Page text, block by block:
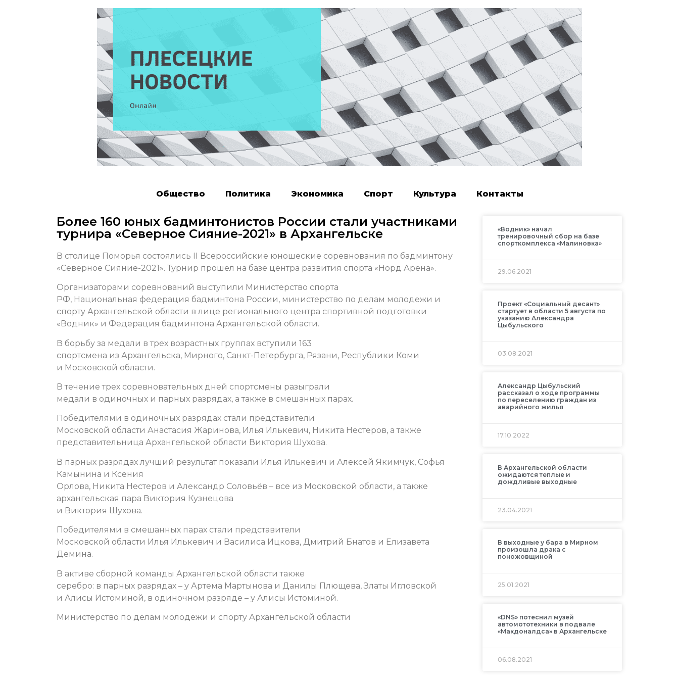
Общество Политика Экономика Спорт Культура Контакты
Более 160 юных бадминтонистов России стали участниками
турнира «Северное Сияние-2021» в Архангельске
В столице Поморья состоялись II Всероссийские юношеские соревнования по бадминтону
«Северное Сияние-2021». Турнир прошел на базе центра развития спорта «Норд Арена».
Организаторами соревнований выступили Министерство спорта
РФ, Национальная федерация бадминтона России, министерство по делам молодежи и
спорту Архангельской области в лице регионального центра спортивной подготовки
«Водник» и Федерация бадминтона Архангельской области.
В борьбу за медали в трех возрастных группах вступили 163
спортсмена из Архангельска, Мирного, Санкт-Петербурга, Рязани, Республики Коми
и Московской области.
В течение трех соревновательных дней спортсмены разыграли
медали в одиночных и парных разрядах, а также в смешанных парах.
Победителями в одиночных разрядах стали представители
Московской области Анастасия Жаринова, Илья Илькевич, Никита Нестеров, а также
представительница Архангельской области Виктория Шухова.
В парных разрядах лучший результат показали Илья Илькевич и Алексей Якимчук, Софья
Камынина и Ксения
Орлова, Никита Нестеров и Александр Соловьёв – все из Московской области, а также
архангельская пара Виктория Кузнецова
и Виктория Шухова.
Победителями в смешанных парах стали представители
Московской области Илья Илькевич и Василиса Ицкова, Дмитрий Бнатов и Елизавета
Демина.
В активе сборной команды Архангельской области также
серебро: в парных разрядах – у Артема Мартынова и Данилы Плющева, Златы Игловской
и Алисы Истоминой, в одиночном разряде – у Алисы Истоминой.
Министерство по делам молодежи и спорту Архангельской области
«Водник» начал
тренировочный сбор на базе
спорткомплекса «Малиновка»
29.06.2021
Проект «Социальный десант»
стартует в области 5 августа по
указанию Александра
Цыбульского
03.08.2021
Александр Цыбульский
рассказал о ходе программы
по переселению граждан из
аварийного жилья
17.10.2022
В Архангельской области
ожидаются теплые и
дождливые выходные
23.04.2021
В выходные у бара в Мирном
произошла драка с
поножовщиной
25.01.2021
«DNS» потеснил музей
автомототехники в подвале
«Макдоналдса» в Архангельске
06.08.2021